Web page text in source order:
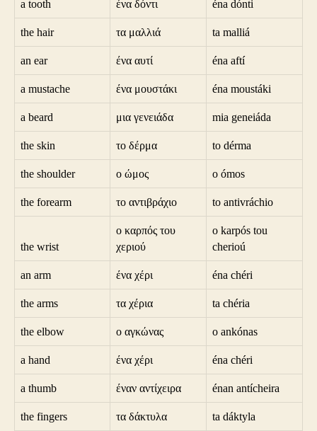
a tooth ένα δόντι éna dónti
the hair τα μαλλιά ta malliá
an ear ένα αυτί éna aftí
a mustache ένα μουστάκι éna moustáki
a beard μια γενειάδα mia geneiáda
the skin το δέρμα to dérma
the shoulder ο ώμος o ómos
the forearm το αντιβράχιο to antivráchio
the wrist
ο καρπός του
χεριού
o karpós tou
cherioú
an arm ένα χέρι éna chéri
the arms τα χέρια ta chéria
the elbow ο αγκώνας o ankónas
a hand ένα χέρι éna chéri
a thumb έναν αντίχειρα énan antícheira
the fingers τα δάκτυλα ta dáktyla